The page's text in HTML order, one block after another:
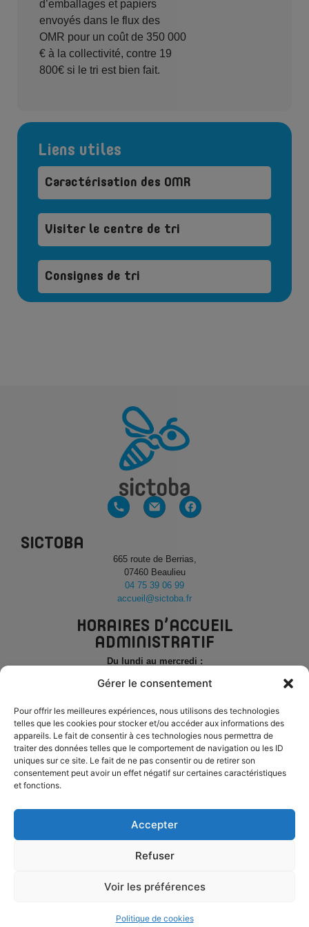
Gérer le consentement
Pour offrir les meilleures expériences, nous utilisons des technologies
telles que les cookies pour stocker et/ou accéder aux informations des
appareils. Le fait de consentir à ces technologies nous permettra de
traiter des données telles que le comportement de navigation ou les ID
uniques sur ce site. Le fait de ne pas consentir ou de retirer son
consentement peut avoir un effet négatif sur certaines caractéristiques
et fonctions.
Accepter
Refuser
Voir les préférences
Politique de cookies
d’emballages et papiers
envoyés dans le flux des
OMR pour un coût de 350 000
€ à la collectivité, contre 19
800€ si le tri est bien fait.
Liens utiles
Caractérisation des OMR
Visiter le centre de tri
Consignes de tri
SICTOBA
665 route de Berrias,
07460 Beaulieu
04 75 39 06 99
accueil@sictoba.fr
HORAIRES D’ACCUEIL
ADMINISTRATIF
Du lundi au mercredi :
de 8h30 à 12h30 et de 14h à 17h
PERMANENCE TÉLÉPHONIQUE
Du lundi au mercredi :
de 8h30 à 12h30 et de 14h à 17h
CONFIDENTIALITÉ